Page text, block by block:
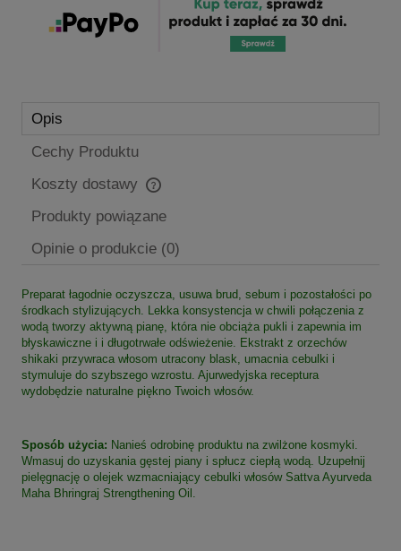
Opis
Cechy Produktu
Koszty dostawy
Cena nie zawiera ewentualnych kosztów płatności
Produkty powiązane
Opinie o produkcie (0)
Preparat łagodnie oczyszcza, usuwa brud, sebum i pozostałości po
środkach stylizujących. Lekka konsystencja w chwili połączenia z
wodą tworzy aktywną pianę, która nie obciąża pukli i zapewnia im
błyskawiczne i i długotrwałe odświeżenie. Ekstrakt z orzechów
shikaki przywraca włosom utracony blask, umacnia cebulki i
stymuluje do szybszego wzrostu. Ajurwedyjska receptura
wydobędzie naturalne piękno Twoich włosów.
Sposób użycia: Nanieś odrobinę produktu na zwilżone kosmyki.
Wmasuj do uzyskania gęstej piany i spłucz ciepłą wodą. Uzupełnij
pielęgnację o olejek wzmacniający cebulki włosów Sattva Ayurveda
Maha Bhringraj Strengthening Oil.